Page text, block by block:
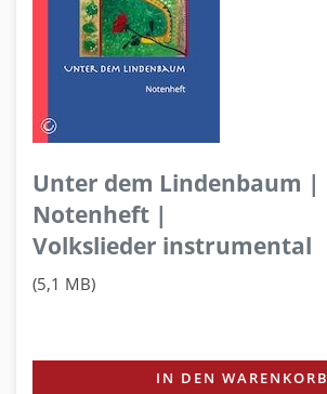
Unter dem Lindenbaum |
Notenheft |
Volkslieder instrumental
(5,1 MB)
IN DEN WARENKORB